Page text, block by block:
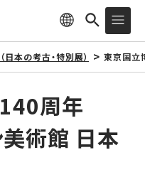
日本の考古・特別展） 東京国立
周年
美術館 日本